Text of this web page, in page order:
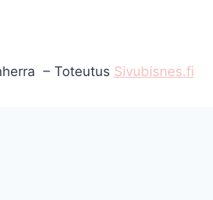
– Toteutus Sivubisnes.fi